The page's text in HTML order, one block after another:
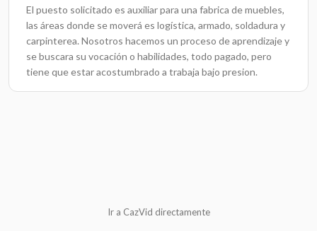
El puesto solicitado es auxiliar para una fabrica de muebles,
las áreas donde se moverá es logística, armado, soldadura y
carpinterea. Nosotros hacemos un proceso de aprendizaje y
se buscara su vocación o habilidades, todo pagado, pero
tiene que estar acostumbrado a trabaja bajo presion.
Ir a CazVid directamente